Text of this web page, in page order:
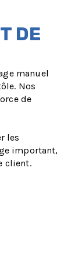
DE
manuel
Nos
de
les
important,
client.